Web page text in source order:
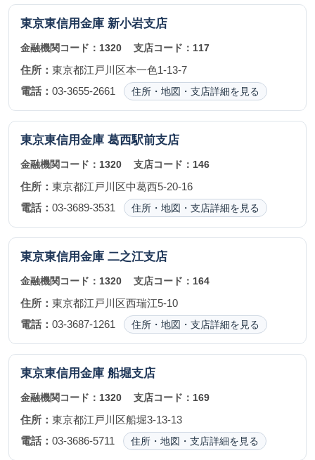
東京東信用金庫 新小岩支店
金融機関コード： 1320 支店コード： 117
住所： 東京都江戸川区本一色1-13-7
電話： 03-3655-2661 住所・地図・支店詳細を見る
東京東信用金庫 葛西駅前支店
金融機関コード： 1320 支店コード： 146
住所： 東京都江戸川区中葛西5-20-16
電話： 03-3689-3531 住所・地図・支店詳細を見る
東京東信用金庫 二之江支店
金融機関コード： 1320 支店コード： 164
住所： 東京都江戸川区西瑞江5-10
電話： 03-3687-1261 住所・地図・支店詳細を見る
東京東信用金庫 船堀支店
金融機関コード： 1320 支店コード： 169
住所： 東京都江戸川区船堀3-13-13
電話： 03-3686-5711 住所・地図・支店詳細を見る